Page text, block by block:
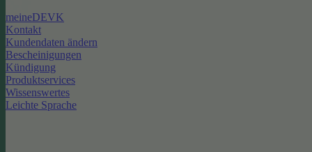
meineDEVK
Kontakt
Kundendaten ändern
Bescheinigungen
Kündigung
Produktservices
Wissenswertes
Leichte Sprache